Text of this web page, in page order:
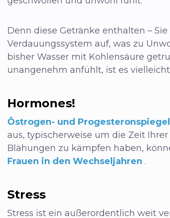
Denn diese Getränke enthalten –
Verdauungssystem auf, was zu
bisher Wasser mit Kohlensäure
unangenehm anfühlt, ist es
Hormones!
Östrogen- und Progesteronspiegel
aus, typischerweise um die Zeit
Blähungen zu kämpfen haben,
Frauen in den Wechseljahren .
Stress
Stress ist ein außerordentlich weit